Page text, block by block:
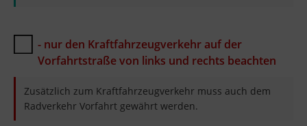
- nur den Kraftfahrzeugverkehr auf der
Vorfahrtstraße von links und rechts beachten
Zusätzlich zum Kraftfahrzeugverkehr muss auch dem
Radverkehr Vorfahrt gewährt werden.